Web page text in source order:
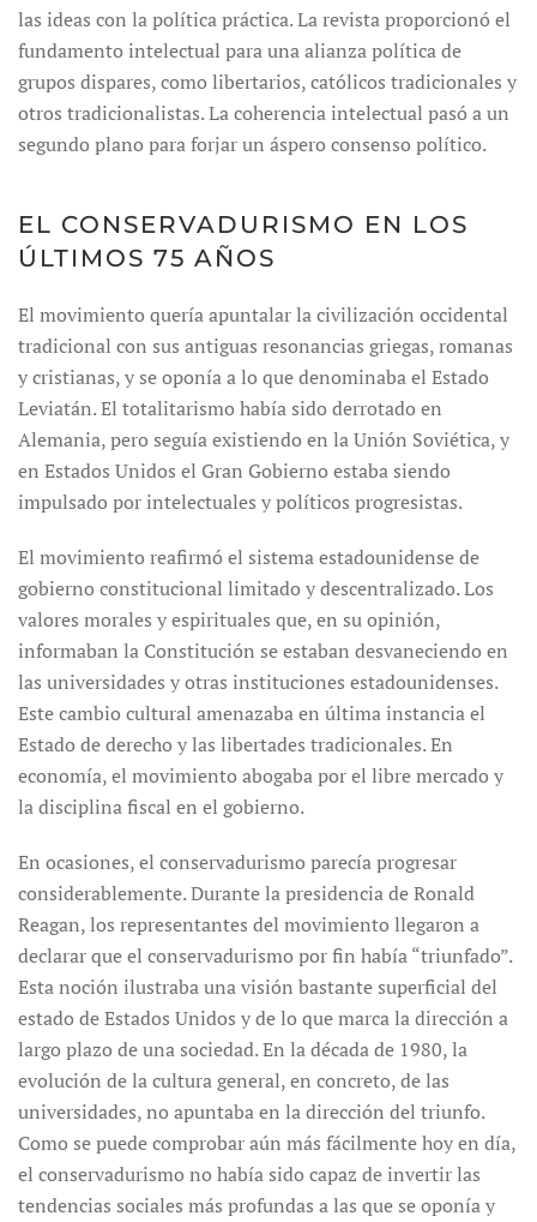
las ideas con la política práctica. La revista proporcionó el
fundamento intelectual para una alianza política de
grupos dispares, como libertarios, católicos tradicionales y
otros tradicionalistas. La coherencia intelectual pasó a un
segundo plano para forjar un áspero consenso político.
EL CONSERVADURISMO EN LOS
ÚLTIMOS 75 AÑOS
El movimiento quería apuntalar la civilización occidental
tradicional con sus antiguas resonancias griegas, romanas
y cristianas, y se oponía a lo que denominaba el Estado
Leviatán. El totalitarismo había sido derrotado en
Alemania, pero seguía existiendo en la Unión Soviética, y
en Estados Unidos el Gran Gobierno estaba siendo
impulsado por intelectuales y políticos progresistas.
El movimiento reafirmó el sistema estadounidense de
gobierno constitucional limitado y descentralizado. Los
valores morales y espirituales que, en su opinión,
informaban la Constitución se estaban desvaneciendo en
las universidades y otras instituciones estadounidenses.
Este cambio cultural amenazaba en última instancia el
Estado de derecho y las libertades tradicionales. En
economía, el movimiento abogaba por el libre mercado y
la disciplina fiscal en el gobierno.
En ocasiones, el conservadurismo parecía progresar
considerablemente. Durante la presidencia de Ronald
Reagan, los representantes del movimiento llegaron a
declarar que el conservadurismo por fin había “triunfado”.
Esta noción ilustraba una visión bastante superficial del
estado de Estados Unidos y de lo que marca la dirección a
largo plazo de una sociedad. En la década de 1980, la
evolución de la cultura general, en concreto, de las
universidades, no apuntaba en la dirección del triunfo.
Como se puede comprobar aún más fácilmente hoy en día,
el conservadurismo no había sido capaz de invertir las
tendencias sociales más profundas a las que se oponía y